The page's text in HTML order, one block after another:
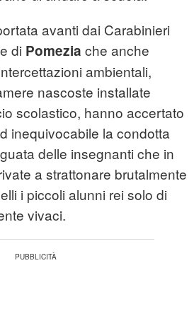
avanti dai Carabinieri
di Pomezia che anche
ambientali,
nascoste installate
scolastico, hanno accertato
inequivocabile la condotta
delle insegnanti che in
a strattonare brutalmente
i piccoli alunni rei solo di
vivaci.